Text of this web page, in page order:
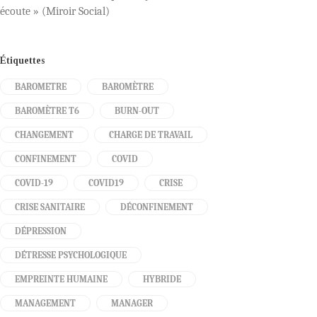
écoute » (Miroir Social)
Étiquettes
BAROMETRE BAROMÈTRE
BAROMÈTRE T6 BURN-OUT
CHANGEMENT CHARGE DE TRAVAIL
CONFINEMENT COVID
COVID-19 COVID19 CRISE
CRISE SANITAIRE DÉCONFINEMENT
DÉPRESSION
DÉTRESSE PSYCHOLOGIQUE
EMPREINTE HUMAINE HYBRIDE
MANAGEMENT MANAGER